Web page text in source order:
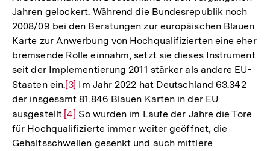
Jahren gelockert. Während die Bundesrepublik noch
2008/09 bei den Beratungen zur europäischen Blauen
Karte zur Anwerbung von Hochqualifizierten eine eher
bremsende Rolle einnahm, setzt sie dieses Instrument
seit der Implementierung 2011 stärker als andere EU-
Staaten ein.Zur
Auflösung
der
Fußnote
[3] Im Jahr 2022 hat Deutschland 63.342
der insgesamt 81.846 Blauen Karten in der EU
ausgestellt.Zur
Auflösung
der
[4] So wurden im Laufe der Jahre die Tore
für Hochqualifizierte immer weiter geöffnet, die
Gehaltsschwellen gesenkt und auch mittlere